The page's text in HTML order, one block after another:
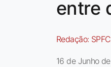
entre
Redação:
16 de Junho